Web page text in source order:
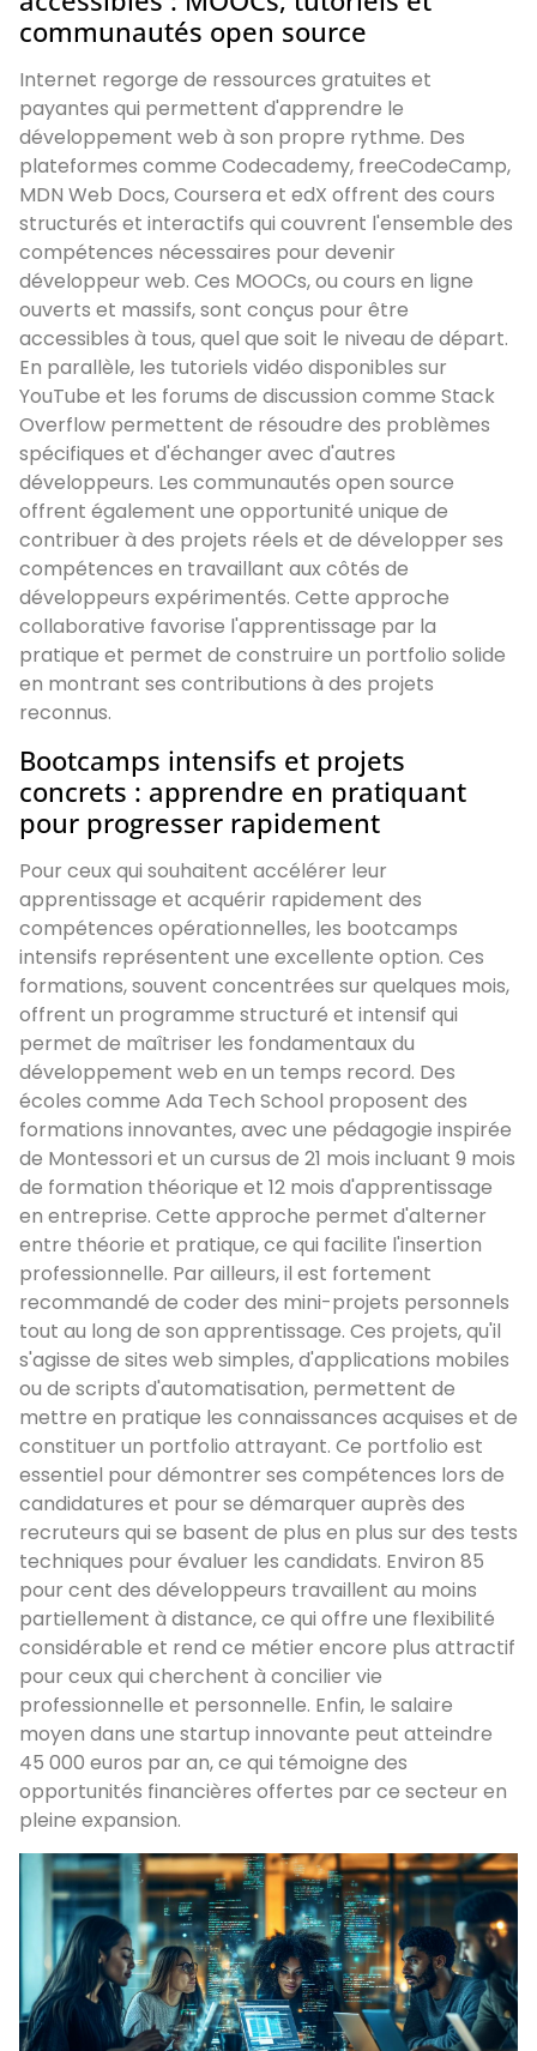
communautés open source
Internet regorge de ressources gratuites et
payantes qui permettent d'apprendre le
développement web à son propre rythme. Des
plateformes comme Codecademy, freeCodeCamp,
MDN Web Docs, Coursera et edX offrent des cours
structurés et interactifs qui couvrent l'ensemble des
compétences nécessaires pour devenir
développeur web. Ces MOOCs, ou cours en ligne
ouverts et massifs, sont conçus pour être
accessibles à tous, quel que soit le niveau de départ.
En parallèle, les tutoriels vidéo disponibles sur
YouTube et les forums de discussion comme Stack
Overflow permettent de résoudre des problèmes
spécifiques et d'échanger avec d'autres
développeurs. Les communautés open source
offrent également une opportunité unique de
contribuer à des projets réels et de développer ses
compétences en travaillant aux côtés de
développeurs expérimentés. Cette approche
collaborative favorise l'apprentissage par la
pratique et permet de construire un portfolio solide
en montrant ses contributions à des projets
reconnus.
Bootcamps intensifs et projets
concrets : apprendre en pratiquant
pour progresser rapidement
Pour ceux qui souhaitent accélérer leur
apprentissage et acquérir rapidement des
compétences opérationnelles, les bootcamps
intensifs représentent une excellente option. Ces
formations, souvent concentrées sur quelques mois,
offrent un programme structuré et intensif qui
permet de maîtriser les fondamentaux du
développement web en un temps record. Des
écoles comme Ada Tech School proposent des
formations innovantes, avec une pédagogie inspirée
de Montessori et un cursus de 21 mois incluant 9 mois
de formation théorique et 12 mois d'apprentissage
en entreprise. Cette approche permet d'alterner
entre théorie et pratique, ce qui facilite l'insertion
professionnelle. Par ailleurs, il est fortement
recommandé de coder des mini-projets personnels
tout au long de son apprentissage. Ces projets, qu'il
s'agisse de sites web simples, d'applications mobiles
ou de scripts d'automatisation, permettent de
mettre en pratique les connaissances acquises et de
constituer un portfolio attrayant. Ce portfolio est
essentiel pour démontrer ses compétences lors de
candidatures et pour se démarquer auprès des
recruteurs qui se basent de plus en plus sur des tests
techniques pour évaluer les candidats. Environ 85
pour cent des développeurs travaillent au moins
partiellement à distance, ce qui offre une flexibilité
considérable et rend ce métier encore plus attractif
pour ceux qui cherchent à concilier vie
professionnelle et personnelle. Enfin, le salaire
moyen dans une startup innovante peut atteindre
45 000 euros par an, ce qui témoigne des
opportunités financières offertes par ce secteur en
pleine expansion.